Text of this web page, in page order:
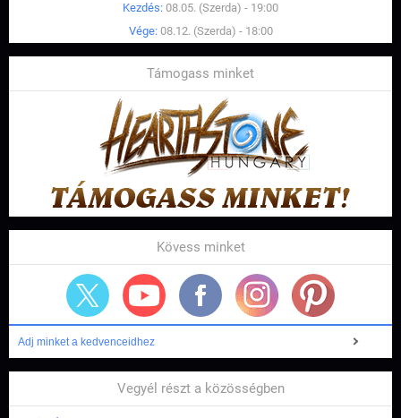
Kezdés: 08.05. (Szerda) - 19:00
Vége: 08.12. (Szerda) - 18:00
Támogass minket
Kövess minket
Adj minket a kedvenceidhez
Vegyél részt a közösségben